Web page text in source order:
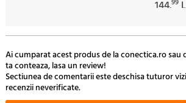
144.
Ai cumparat acest produs de la conectica.ro sau
ta conteaza, lasa un review!
Sectiunea de comentarii este deschisa tuturor
recenzii neverificate.